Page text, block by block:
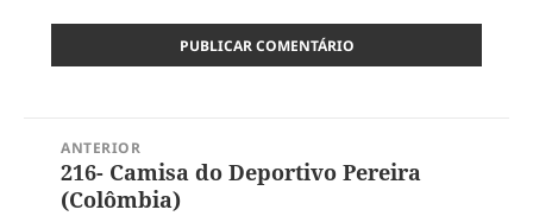
ANTERIOR
Post
anterior:
216- Camisa do Deportivo Pereira
(Colômbia)